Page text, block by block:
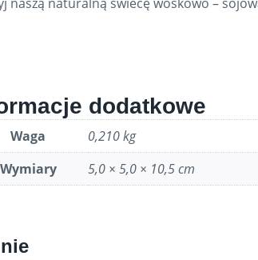
dodatkowe
Waga
0,210 kg
Wymiary
5,0 × 5,0 × 10,5 cm